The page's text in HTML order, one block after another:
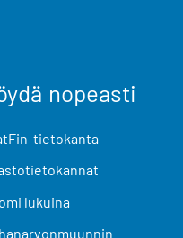
nopeasti
tietokanta
lukuina